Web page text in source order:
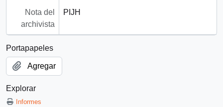
Nota del
archivista
PIJH
Portapapeles
Agregar
Explorar
Informes